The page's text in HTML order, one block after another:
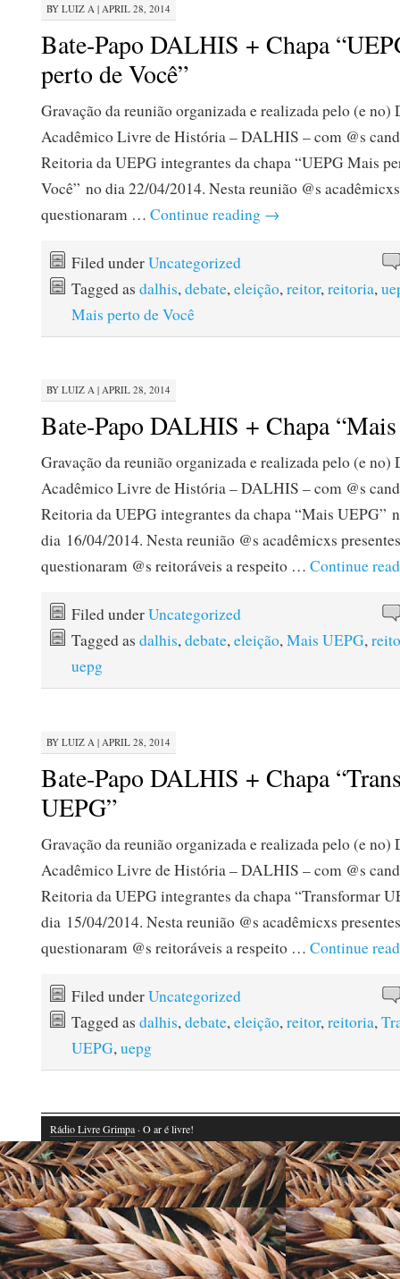
BY LUIZ A | APRIL 28, 2014
Bate-Papo DALHIS + Chapa
perto de Você”
Gravação da reunião organizada e realizada pelo (e
Acadêmico Livre de História – DALHIS – com @s
Reitoria da UEPG integrantes da chapa “UEPG Mais
Você” no dia 22/04/2014. Nesta reunião @s
questionaram …Continue reading →
Filed underUncategorized
Tagged asdalhis,debate,eleição,reitor,reitoria,
Mais perto de Você
BY LUIZ A |APRIL 28, 2014
Bate-Papo DALHIS + Chapa
Gravação da reunião organizada e realizada pelo (e
Acadêmico Livre de História – DALHIS – com @s
Reitoria da UEPG integrantes da chapa “Mais UEPG”
dia 16/04/2014. Nesta reunião @s acadêmicxs
questionaram @s reitoráveis a respeito …Continue
Filed underUncategorized
Tagged asdalhis,debate,eleição,Mais UEPG,
uepg
BY LUIZ A | APRIL 28, 2014
Bate-Papo DALHIS + Chapa
UEPG”
Gravação da reunião organizada e realizada pelo (e
Acadêmico Livre de História – DALHIS – com @s
Reitoria da UEPG integrantes da chapa “Transformar
dia 15/04/2014. Nesta reunião @s acadêmicxs
questionaram @s reitoráveis a respeito …Continue
Filed underUncategorized
Tagged asdalhis,debate,eleição,reitor,reitoria,
UEPG,uepg
Rádio Livre Grimpa· O ar é livre!